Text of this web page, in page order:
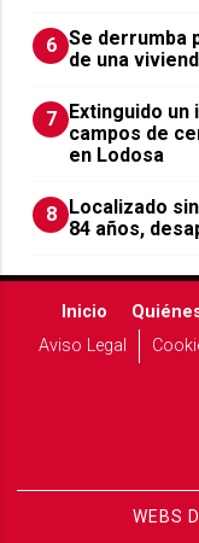
6 Se derrumba
de una
7
Extinguido
campos de
en Lodosa
8
Localizado
84 años,
Inicio
Aviso Legal
WEBS